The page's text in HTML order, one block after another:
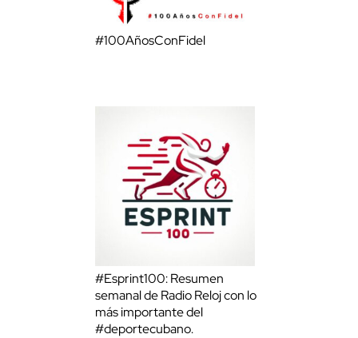
#100AñosConFidel
#Esprint100: Resumen
semanal de Radio Reloj con lo
más importante del
#deportecubano.